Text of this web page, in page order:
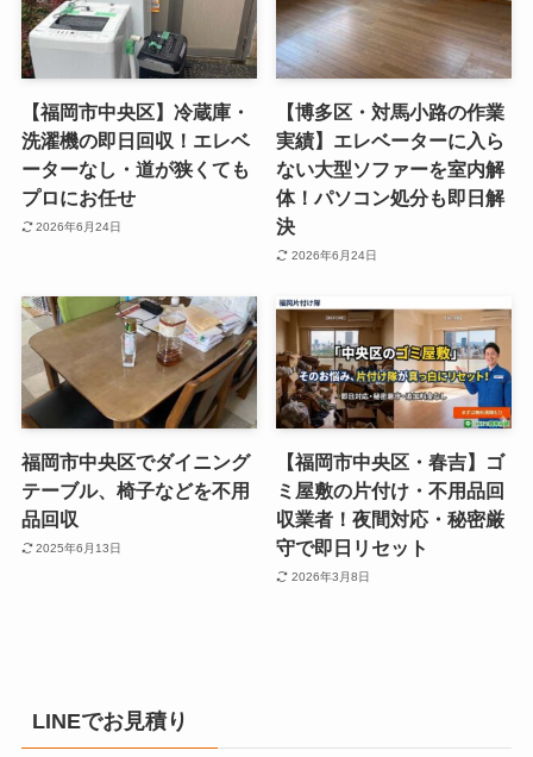
【福岡市中央区】冷蔵庫・
洗濯機の即日回収！エレベ
ーターなし・道が狭くても
プロにお任せ
2026年6月24日
【博多区・対馬小路の作業
実績】エレベーターに入ら
ない大型ソファーを室内解
体！パソコン処分も即日解
決
2026年6月24日
福岡市中央区でダイニング
テーブル、椅子などを不用
品回収
2025年6月13日
【福岡市中央区・春吉】ゴ
ミ屋敷の片付け・不用品回
収業者！夜間対応・秘密厳
守で即日リセット
2026年3月8日
LINEでお見積り